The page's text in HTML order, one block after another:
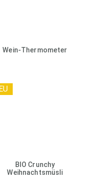
Wein-Thermometer
BIO Crunchy
Weihnachtsmüsli